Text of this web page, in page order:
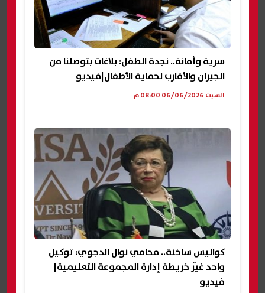
سرية وأمانة.. نجدة الطفل: بلاغات بتوصلنا من
الجيران والأقارب لحماية الأطفال|فيديو
السبت 06/06/2026 08:00 م
كواليس ساخنة.. محامي نوال الدجوي: توكيل
واحد غيّر خريطة إدارة المجموعة التعليمية|
فيديو